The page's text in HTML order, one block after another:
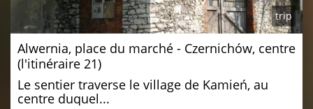
trip
Alwernia, place du marché - Czernichów, centre
(l'itinéraire 21)
Le sentier traverse le village de Kamień, au
centre duquel...